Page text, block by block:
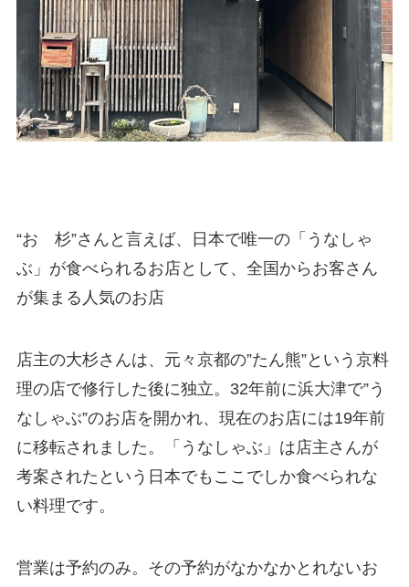
“おゝ杉”さんと言えば、日本で唯一の「うなしゃ
ぶ」が食べられるお店として、全国からお客さん
が集まる人気のお店
店主の大杉さんは、元々京都の”たん熊”という京料
理の店で修行した後に独立。32年前に浜大津で”う
なしゃぶ”のお店を開かれ、現在のお店には19年前
に移転されました。「うなしゃぶ」は店主さんが
考案されたという日本でもここでしか食べられな
い料理です。
営業は予約のみ。その予約がなかなかとれないお